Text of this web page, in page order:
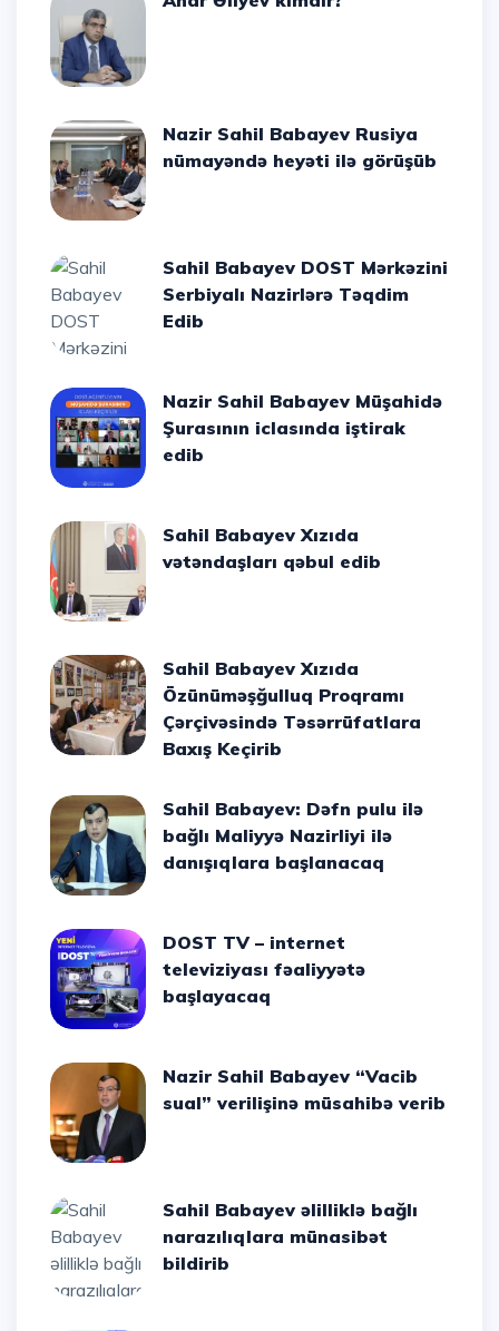
Nazir Sahil Babayev Rusiya
nümayəndə heyəti ilə görüşüb
Sahil Babayev DOST Mərkəzini
Serbiyalı Nazirlərə Təqdim
Edib
Nazir Sahil Babayev Müşahidə
Şurasının iclasında iştirak
edib
Sahil Babayev Xızıda
vətəndaşları qəbul edib
Sahil Babayev Xızıda
Özünüməşğulluq Proqramı
Çərçivəsində Təsərrüfatlara
Baxış Keçirib
Sahil Babayev: Dəfn pulu ilə
bağlı Maliyyə Nazirliyi ilə
danışıqlara başlanacaq
DOST TV – internet
televiziyası fəaliyyətə
başlayacaq
Nazir Sahil Babayev “Vacib
sual” verilişinə müsahibə verib
Sahil Babayev əlilliklə bağlı
narazılıqlara münasibət
bildirib